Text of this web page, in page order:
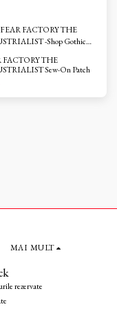
FEAR FACTORY THE
-Shop Gothic
THE
INDUSTRIALIST Sew-On Patch
rezervate
MAI MULT